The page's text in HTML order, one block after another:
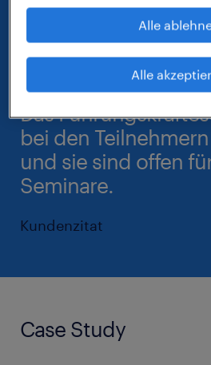
Das
bei den
und sie sind offen
Seminare.
Kundenzitat
Case Study
Alle
Alle